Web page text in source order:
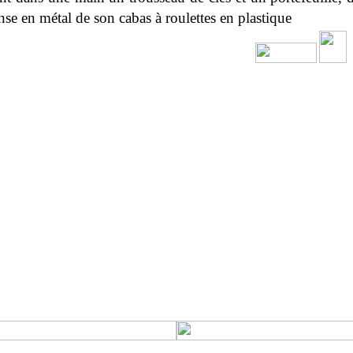
en métal de son cabas à roulettes en plastique